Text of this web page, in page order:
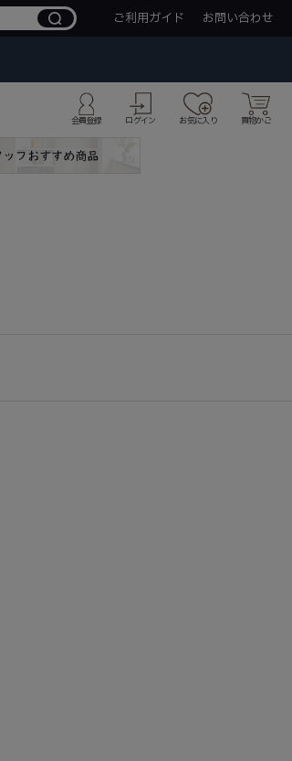
会員登録 ログイン お気に入り 買物かご
ご利用ガイド お問い合わせ